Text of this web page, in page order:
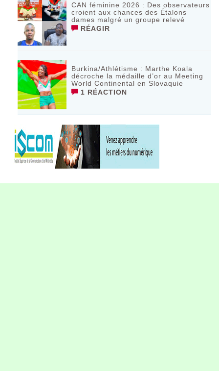
CAN féminine 2026 : Des observateurs
croient aux chances des Étalons
dames malgré un groupe relevé
RÉAGIR
Burkina/Athlétisme : Marthe Koala
décroche la médaille d’or au Meeting
World Continental en Slovaquie ‎
1 RÉACTION